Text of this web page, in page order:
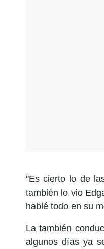
"Es cierto lo de
también lo vio
hablé todo en su
La también
algunos días ya